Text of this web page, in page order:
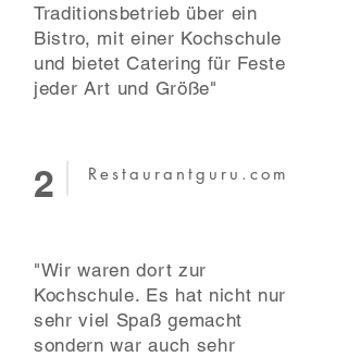
Traditionsbetrieb über ein
Bistro, mit einer Kochschule
und bietet Catering für Feste
jeder Art und Größe"
2 Restaurantguru.com
"Wir waren dort zur
Kochschule. Es hat nicht nur
sehr viel Spaß gemacht
sondern war auch sehr